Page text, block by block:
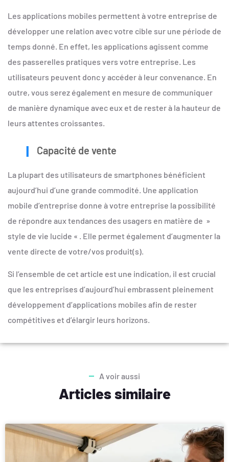
Les applications mobiles permettent à votre entreprise de
développer une relation avec votre cible sur une période de
temps donné. En effet, les applications agissent comme
des passerelles pratiques vers votre entreprise. Les
utilisateurs peuvent donc y accéder à leur convenance. En
outre, vous serez également en mesure de communiquer
de manière dynamique avec eux et de rester à la hauteur de
leurs attentes croissantes.
Capacité de vente
La plupart des utilisateurs de smartphones bénéficient
aujourd’hui d’une grande commodité. Une application
mobile d’entreprise donne à votre entreprise la possibilité
de répondre aux tendances des usagers en matière de »
style de vie lucide « . Elle permet également d’augmenter la
vente directe de votre/vos produit(s).
Si l’ensemble de cet article est une indication, il est crucial
que les entreprises d’aujourd’hui embrassent pleinement
développement d’applications mobiles afin de rester
compétitives et d’élargir leurs horizons.
A voir aussi
Articles similaire